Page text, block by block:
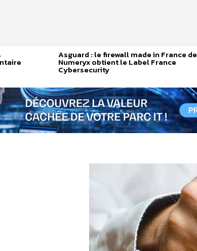
Asguard : le firewall made in France de
Numeryx obtient le Label France
Cybersecurity